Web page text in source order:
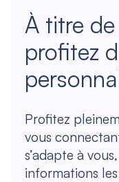
À titre
profitez
Profitez
vous
s’adapte à
informations